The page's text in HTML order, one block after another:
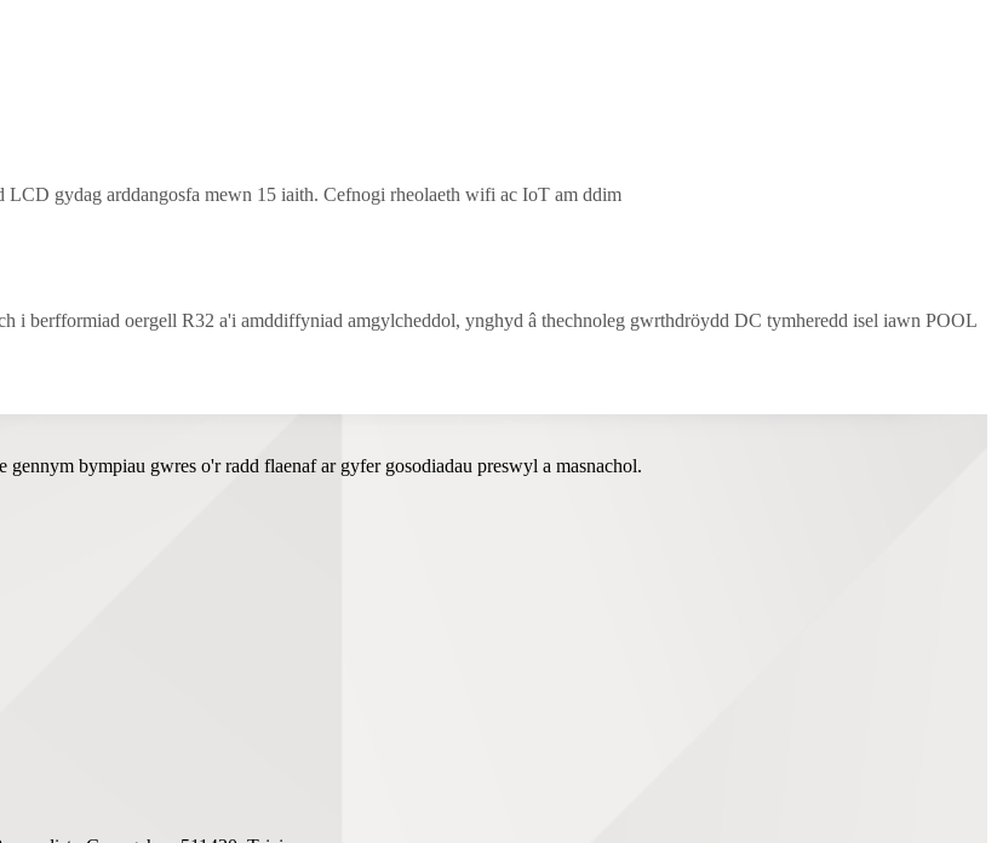
gydag arddangosfa mewn 15 iaith. Cefnogi rheolaeth wifi ac IoT am ddim
berfformiad oergell R32 a'i amddiffyniad amgylcheddol, ynghyd â thechnoleg gwrthdröydd DC tymheredd isel iawn POOL
bympiau gwres o'r radd flaenaf ar gyfer gosodiadau preswyl a masnachol.